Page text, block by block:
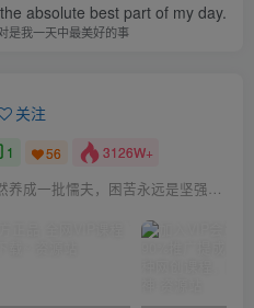
absolute best part of my day.
是我一天中最美好的事
关注
1 56 3126W+
平富足的盛世徒然养成一批懦夫，困苦永远是坚强之母